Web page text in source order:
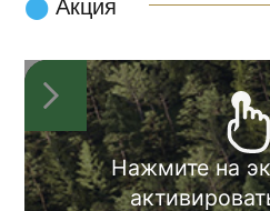
персональных данных
Записаться на просмотр
Все проекты
домовладений